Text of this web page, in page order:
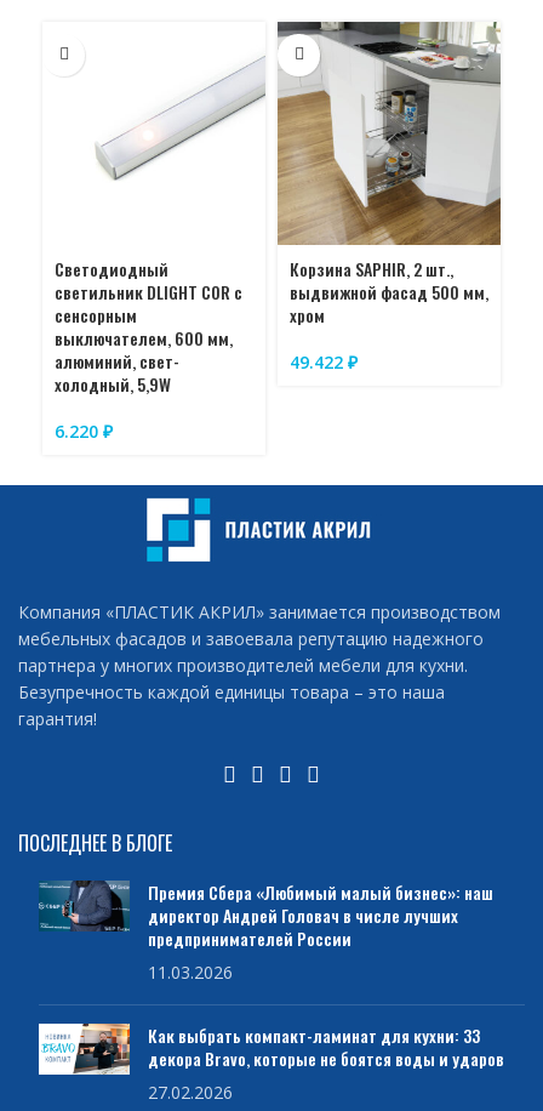
Светодиодный
светильник DLIGHT COR с
сенсорным
выключателем, 600 мм,
алюминий, свет-
холодный, 5,9W
6.220 ₽
Корзина SAPHIR, 2 шт.,
выдвижной фасад 500 мм,
хром
49.422 ₽
Компания «ПЛАСТИК АКРИЛ» занимается производством
мебельных фасадов и завоевала репутацию надежного
партнера у многих производителей мебели для кухни.
Безупречность каждой единицы товара – это наша
гарантия!
ПОСЛЕДНЕЕ В БЛОГЕ
Премия Сбера «Любимый малый бизнес»: наш
директор Андрей Головач в числе лучших
предпринимателей России
11.03.2026
Как выбрать компакт-ламинат для кухни: 33
декора Bravo, которые не боятся воды и ударов
27.02.2026